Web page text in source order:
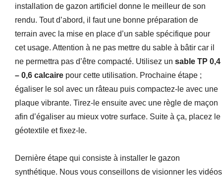
installation de gazon artificiel donne le meilleur de son
rendu. Tout d’abord, il faut une bonne préparation de
terrain avec la mise en place d’un sable spécifique pour
cet usage. Attention à ne pas mettre du sable à bâtir car il
ne permettra pas d’être compacté. Utilisez un sable TP 0,4
– 0,6 calcaire pour cette utilisation. Prochaine étape ;
égaliser le sol avec un râteau puis compactez-le avec une
plaque vibrante. Tirez-le ensuite avec une règle de maçon
afin d’égaliser au mieux votre surface. Suite à ça, placez le
géotextile et fixez-le.
Dernière étape qui consiste à installer le gazon
synthétique. Nous vous conseillons de visionner les vidéos